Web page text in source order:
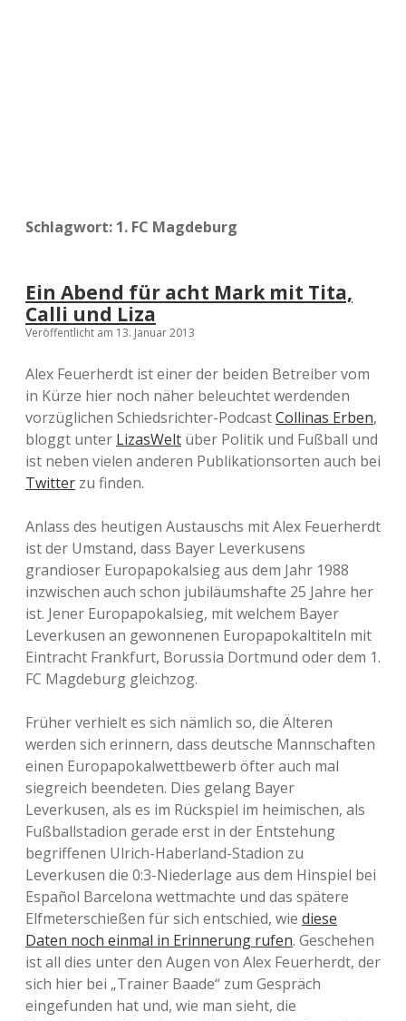
Schlagwort: 1. FC Magdeburg
Ein Abend für acht Mark mit Tita,
Calli und Liza
Veröffentlicht am 13. Januar 2013
Alex Feuerherdt ist einer der beiden Betreiber vom
in Kürze hier noch näher beleuchtet werdenden
vorzüglichen Schiedsrichter-PodcastCollinas Erben,
bloggt unter LizasWelt über Politik und Fußball und
ist neben vielen anderen Publikationsorten auch bei
Twitter zu finden.
Anlass des heutigen Austauschs mit Alex Feuerherdt
ist der Umstand, dass Bayer Leverkusens
grandioser Europapokalsieg aus dem Jahr 1988
inzwischen auch schon jubiläumshafte 25 Jahre her
ist. Jener Europapokalsieg, mit welchem Bayer
Leverkusen an gewonnenen Europapokaltiteln mit
Eintracht Frankfurt, Borussia Dortmund oder dem 1.
FC Magdeburg gleichzog.
Früher verhielt es sich nämlich so, die Älteren
werden sich erinnern, dass deutsche Mannschaften
einen Europapokalwettbewerb öfter auch mal
siegreich beendeten. Dies gelang Bayer
Leverkusen, als es im Rückspiel im heimischen, als
Fußballstadion gerade erst in der Entstehung
begriffenen Ulrich-Haberland-Stadion zu
Leverkusen die 0:3-Niederlage aus dem Hinspiel bei
Español Barcelona wettmachte und das spätere
Elfmeterschießen für sich entschied, wie diese
Daten noch einmal in Erinnerung rufen. Geschehen
ist all dies unter den Augen von Alex Feuerherdt, der
sich hier bei „Trainer Baade“ zum Gespräch
eingefunden hat und, wie man sieht, die